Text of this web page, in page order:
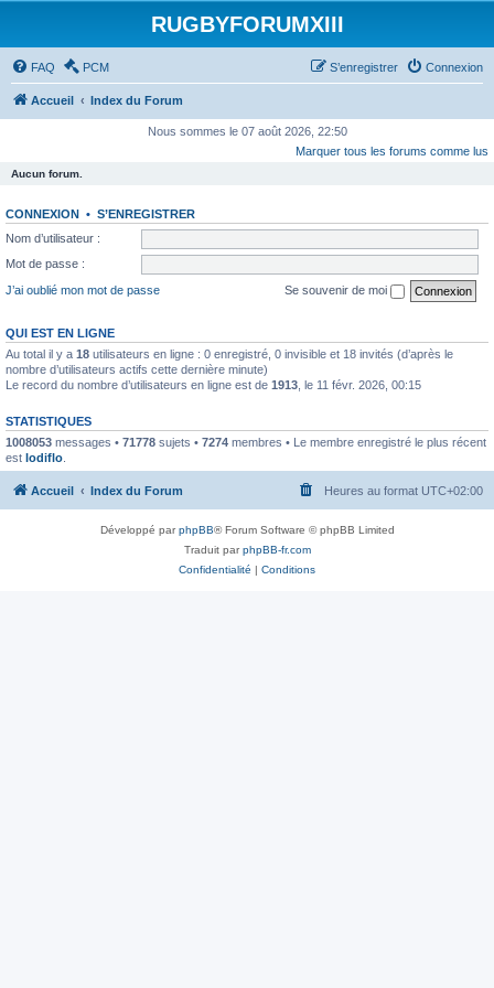
RUGBYFORUMXIII
FAQ PCM Connexion
S’enregistrer
Accueil Index du Forum
Nous sommes le 07 août 2026, 22:50
Marquer tous les forums comme lus
Aucun forum.
CONNEXION • S’ENREGISTRER
Nom d’utilisateur :
Mot de passe :
J’ai oublié mon mot de passe
Se souvenir de moi
QUI EST EN LIGNE
Au total il y a 18 utilisateurs en ligne : 0 enregistré, 0 invisible et 18 invités (d’après le
nombre d’utilisateurs actifs cette dernière minute)
Le record du nombre d’utilisateurs en ligne est de 1913 , le 11 févr. 2026, 00:15
STATISTIQUES
1008053 messages • 71778 sujets • 7274 membres • Le membre enregistré le plus récent
est lodiflo
Accueil Index du Forum Heures au format UTC+02:00
Développé parphpBB® Forum Software © phpBB Limited
Traduit parphpBB-fr.com
Confidentialité | Conditions